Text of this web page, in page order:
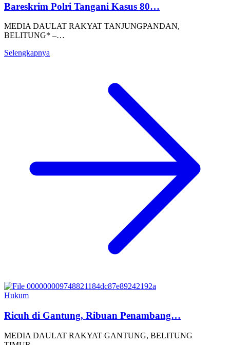
Bareskrim Polri Tangani Kasus 80…
MEDIA DAULAT RAKYAT TANJUNGPANDAN,
BELITUNG* –…
Selengkapnya
Hukum
Ricuh di Gantung, Ribuan Penambang…
MEDIA DAULAT RAKYAT GANTUNG, BELITUNG